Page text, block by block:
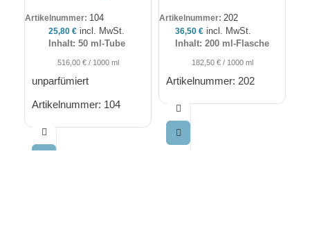
Artikelnummer: 104
25,80 € incl. MwSt.
Inhalt: 50 ml-Tube
516,00 €/ 1000 ml
unparfümiert
Artikelnummer: 104
Artikelnummer: 202
36,50 € incl. MwSt.
Inhalt: 200 ml-Flasche
182,50 €/ 1000 ml
Artikelnummer: 202